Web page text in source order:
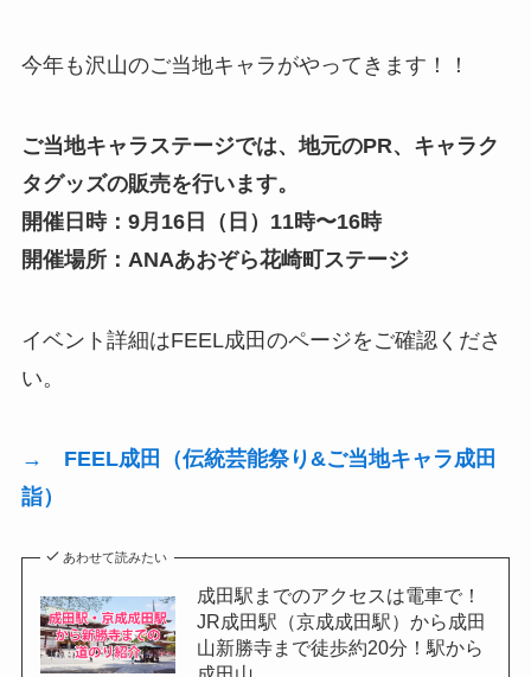
今年も沢山のご当地キャラがやってきます！！
ご当地キャラステージでは、地元のPR、キャラク
タグッズの販売を行います。
開催日時：9月16日（日）11時〜16時
開催場所：ANAあおぞら花崎町ステージ
イベント詳細はFEEL成田のページをご確認くださ
い。
→ FEEL成田（伝統芸能祭り&ご当地キャラ成田
詣）
あわせて読みたい
成田駅までのアクセスは電車で！
JR成田駅（京成成田駅）から成田
山新勝寺まで徒歩約20分！駅から